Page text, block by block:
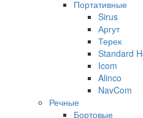
Портативные
Sirus
Аргут
Терек
Standard
Icom
Alinco
NavCom
Речные
Бортовые